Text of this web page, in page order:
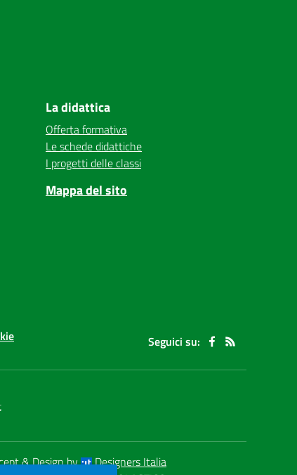
La didattica
Offerta formativa
Le schede didattiche
I progetti delle classi
Mappa del sito
Seguici su:
& Design by
Designers Italia